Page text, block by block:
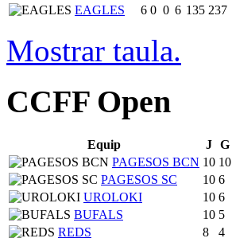
EAGLES
6 0 0 6 135 237
Mostrar taula.
CCFF Open
Equip J G
PAGESOS BCN 10 10
PAGESOS SC
10 6
UROLOKI
10 6
BUFALS
10 5
REDS
8 4